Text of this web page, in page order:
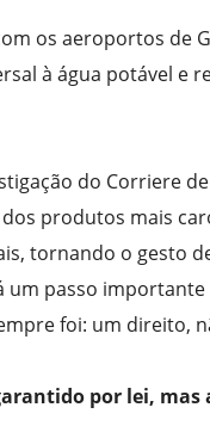
os aeroportos de
à água potável e
do Corriere
produtos mais
tornando o gesto
um passo
foi: um direito,
por lei,